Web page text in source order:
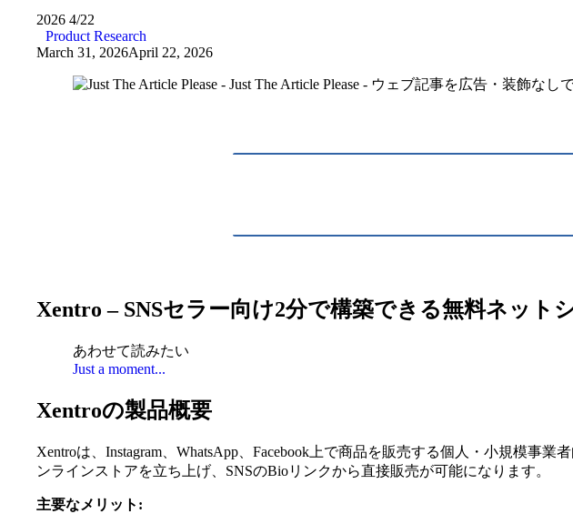
2026 4/22
Product Research
March 31, 2026April 22, 2026
Xentro – SNSセラー向け2分で構築できる無料ネット
あわせて読みたい
Just a moment...
Xentroの製品概要
Xentroは、Instagram、WhatsApp、Facebook上で商品を販売する個人・小規模事
ンラインストアを立ち上げ、SNSのBioリンクから直接販売が可能になります。
主要なメリット: